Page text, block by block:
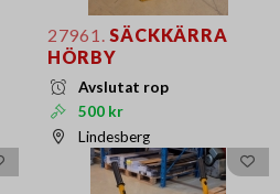
27961. SÄCKKÄRRA
HÖRBY
Avslutat rop
500 kr
Lindesberg